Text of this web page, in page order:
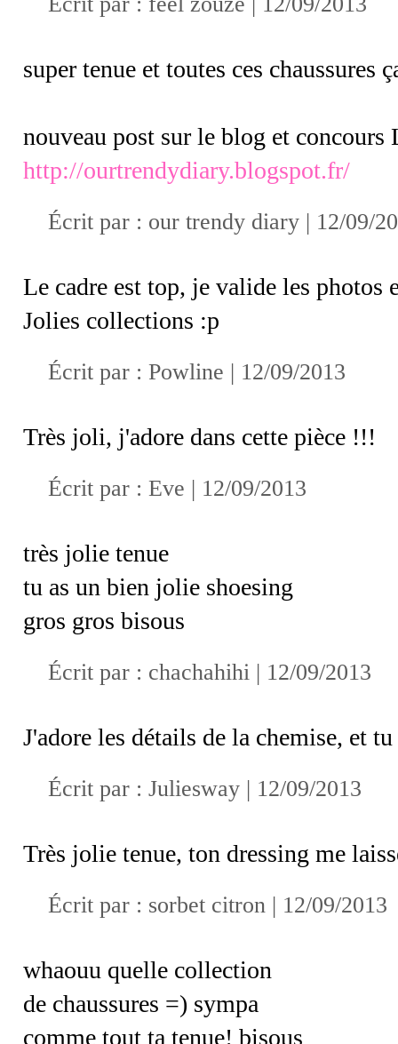
super tenue et toutes ces chaussures
nouveau post sur le blog et
http://ourtrendydiary.blogspot.fr/
Écrit par : our trendy diary | 12/09/
Le cadre est top, je valide les photos
Jolies collections :p
Écrit par : Powline | 12/09/2013
Très joli, j'adore dans cette pièce !!!
Écrit par : Eve | 12/09/2013
très jolie tenue
tu as un bien jolie shoesing
gros gros bisous
Écrit par : chachahihi | 12/09/2013
J'adore les détails de la chemise, et
Écrit par : Juliesway | 12/09/2013
Très jolie tenue, ton dressing me
Écrit par : sorbet citron | 12/09/2013
whaouu quelle collection
de chaussures =) sympa
comme tout ta tenue! bisous